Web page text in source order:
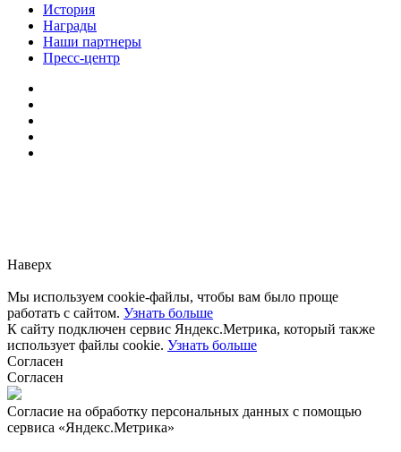
История
Награды
Наши партнеры
Пресс-центр
Наверх
Мы используем cookie-файлы, чтобы вам было проще
работать с сайтом. Узнать больше
К сайту подключен сервис Яндекс.Метрика, который также
использует файлы cookie. Узнать больше
Согласен
Согласен
Согласие на обработку персональных данных с помощью
сервиса «Яндекс.Метрика»